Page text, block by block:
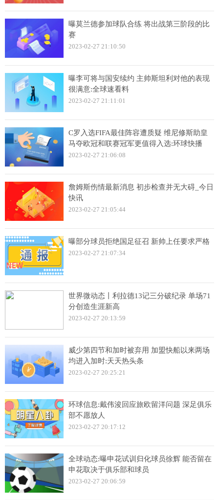
曝莫兰德参加球队合练 将出战第三阶段的比
赛
2023-02-27 21:10:50
曝李可将与国安续约 主帅斯坦利对他的表现
很满意:全球速看料
2023-02-27 21:11:01
C罗入选FIFA最佳阵容遭质疑 维尼修斯助皇
马夺欧冠和联赛冠军更值得入选:环球快播
2023-02-27 21:06:08
詹姆斯伤情最新消息 初步检查并无大碍_今日
快讯
2023-02-27 21:05:44
曝部分球员拒绝国足征召 新帅上任要求严格
2023-02-27 21:07:34
世界微动态丨利拉德13记三分破纪录 单场71
分创造生涯新高
2023-02-27 20:13:59
威少第四节和加时被弃用 加盟快船以来两场
均进入加时:天天热头条
2023-02-27 20:25:21
环球信息:戴伟浚回应旅欧留洋问题 深足俱乐
部不愿放人
2023-02-27 20:17:12
全球动态:曝申花试训归化球员徐辉 能否留在
申花取决于俱乐部和球员
2023-02-27 20:06:59